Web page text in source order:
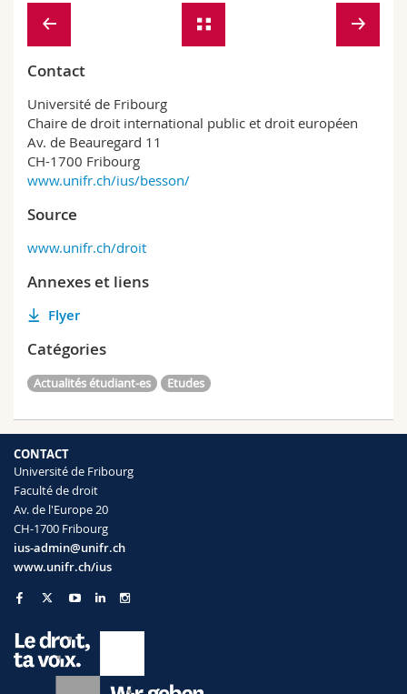
Contact
Université de Fribourg
Chaire de droit international public et droit européen
Av. de Beauregard 11
CH-1700 Fribourg
www.unifr.ch/ius/besson/
Source
www.unifr.ch/droit
Annexes et liens
Flyer
Catégories
Actualités étudiant-es Etudes
CONTACT
Université de Fribourg
Faculté de droit
Av. de l'Europe 20
CH-1700 Fribourg
ius-admin@unifr.ch
www.unifr.ch/ius